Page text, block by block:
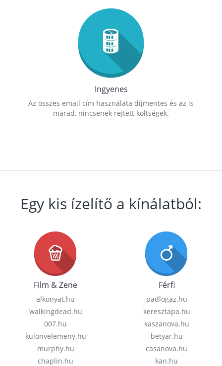
Ingyenes
Az összes email cím használata díjmentes és az is
marad, nincsenek rejtett költségek.
Egy kis ízelítő a kínálatból:
Film & Zene
alkonyat.hu
walkingdead.hu
007.hu
kulonvelemeny.hu
murphy.hu
chaplin.hu
Férfi
padlogaz.hu
keresztapa.hu
kaszanova.hu
betyar.hu
casanova.hu
kan.hu